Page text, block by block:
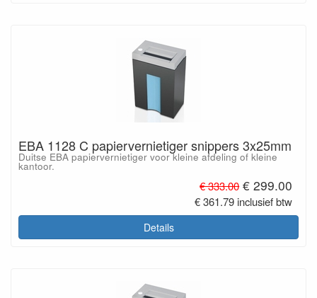
EBA 1128 C papiervernietiger snippers 3x25mm
Duitse EBA papiervernietiger voor kleine afdeling of kleine
kantoor.
€ 333.00 € 299.00
€ 361.79 inclusief btw
Details